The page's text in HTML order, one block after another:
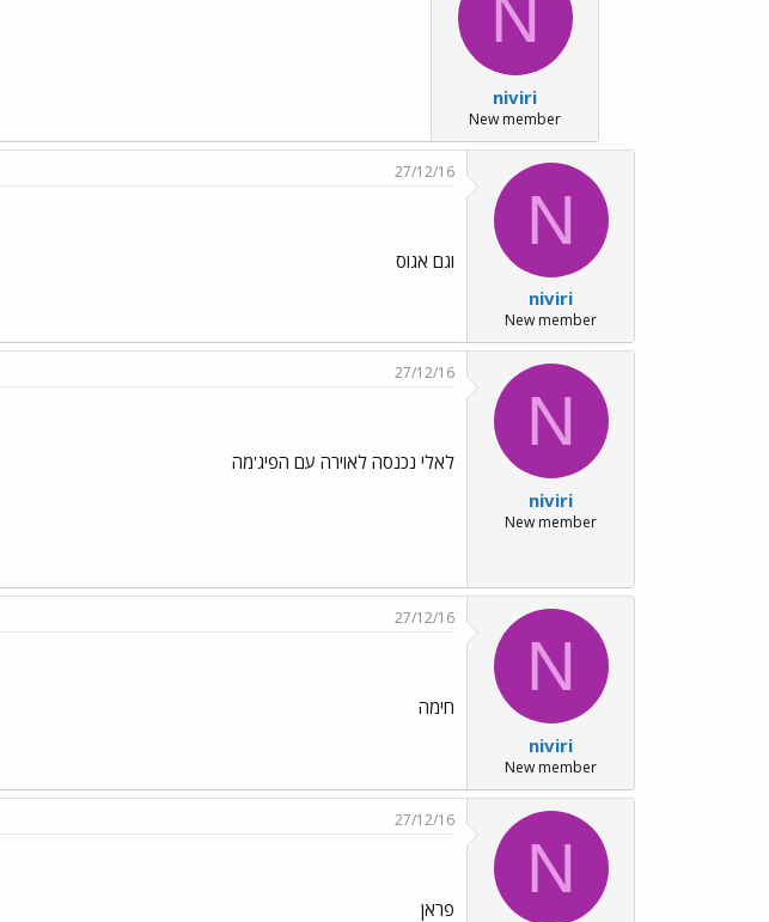
N
niviri
New member
N
niviri
New member
27/12/16
וגם אגוס
N
niviri
New member
27/12/16
לאלי נכנסה לאוירה עם הפיג'מה
N
niviri
New member
27/12/16
חימה
N
27/12/16
פראן